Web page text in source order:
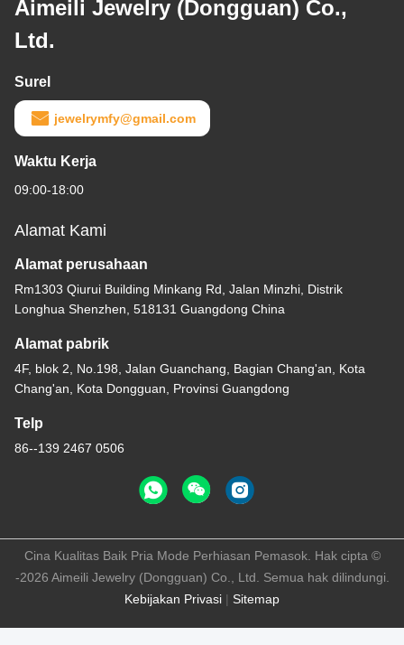
Aimeili Jewelry (Dongguan) Co.,
Ltd.
Surel
jewelrymfy@gmail.com
Waktu Kerja
09:00-18:00
Alamat Kami
Alamat perusahaan
Rm1303 Qiurui Building Minkang Rd, Jalan Minzhi, Distrik
Longhua Shenzhen, 518131 Guangdong China
Alamat pabrik
4F, blok 2, No.198, Jalan Guanchang, Bagian Chang'an, Kota
Chang'an, Kota Dongguan, Provinsi Guangdong
Telp
86--139 2467 0506
Kebijakan Privasi | Sitemap
Cina Kualitas Baik Pria Mode Perhiasan Pemasok. Hak cipta ©
-2026 Aimeili Jewelry (Dongguan) Co., Ltd. Semua hak dilindungi.